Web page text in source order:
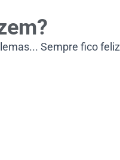
Sempre fico feliz